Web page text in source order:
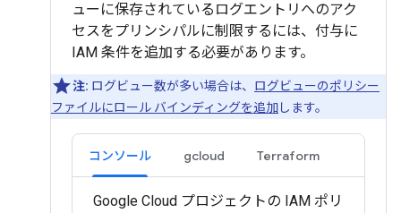
ューに保存されているログエントリへのアク
セスをプリンシパルに制限するには、付与に
IAM 条件を追加する必要があります。
注: ログビュー数が多い場合は、 ログビューのポリシー
ファイルにロール バインディングを追加します。
コンソール gcloud Terraform
Google Cloud プロジェクトの IAM ポリ